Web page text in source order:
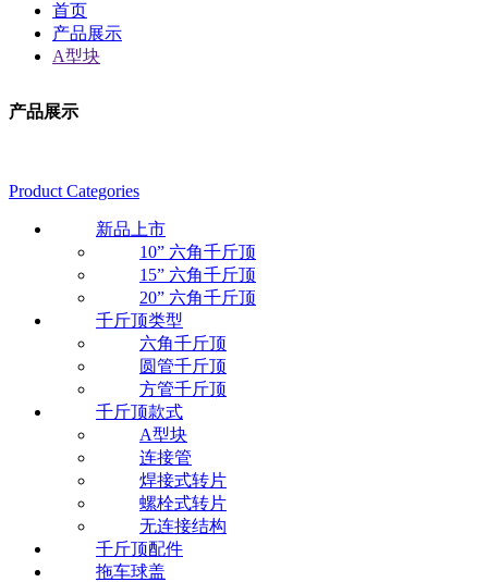
首页
产品展示
A型块
产品展示
Product Categories
新品上市
10” 六角千斤顶
15” 六角千斤顶
20” 六角千斤顶
千斤顶类型
六角千斤顶
圆管千斤顶
方管千斤顶
千斤顶款式
A型块
连接管
焊接式转片
螺栓式转片
无连接结构
千斤顶配件
拖车球盖